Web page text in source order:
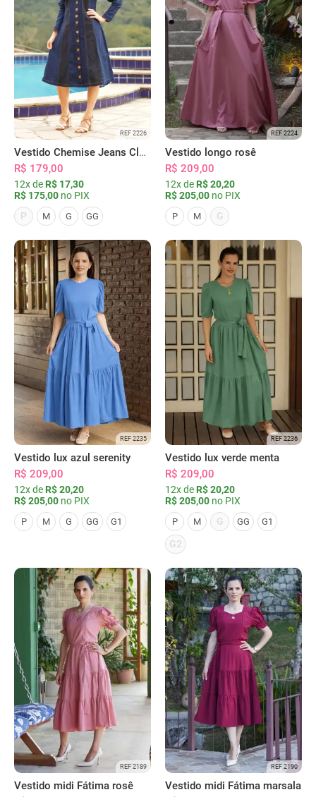
REF 2226
Vestido Chemise Jeans Clássica Serena
R$ 179,00
12x de R$ 17,30
R$ 175,00 no PIX
P
M G GG
REF 2224
Vestido longo rosê
R$ 209,00
12x de R$ 20,20
R$ 205,00 no PIX
P M G
REF 2235
Vestido lux azul serenity
R$ 209,00
12x de R$ 20,20
R$ 205,00 no PIX
P M G GG G1
REF 2236
Vestido lux verde menta
R$ 209,00
12x de R$ 20,20
R$ 205,00 no PIX
P M G GG G1
G2
REF 2189
Vestido midi Fátima rosê
REF 2190
Vestido midi Fátima marsala